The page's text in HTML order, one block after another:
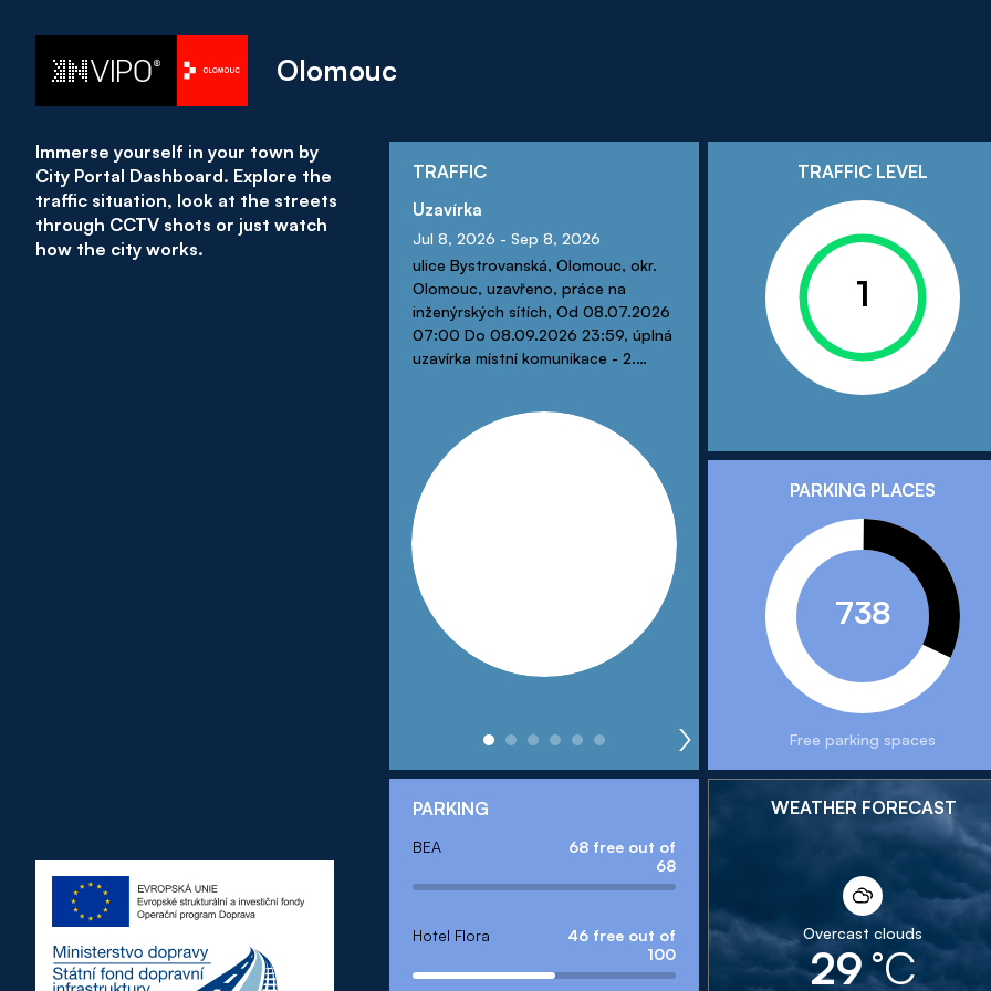
Olomouc
Immerse yourself in your town by
City Portal Dashboard. Explore the
traffic situation, look at the streets
through CCTV shots or just watch
how the city works.
TRAFFIC
Uzavírka
Jul 8, 2026 - Sep 8, 2026
ulice Bystrovanská, Olomouc, okr.
Olomouc, uzavřeno, práce na
inženýrských sítích, Od 08.07.2026
07:00 Do 08.09.2026 23:59, úplná
uzavírka místní komunikace - 2.
k ul. Beneše Třebízského, Objížďka -
obousměrná: přes: silnice I/46 (ulice
Divišova), po sil. I/46 ul. Divišova, na
ul. Táboritů a Beneše Třebízského,
Vydal: Magistrát města Olomouce
TRAFFIC LEVEL
1
PARKING PLACES
738
Free parking spaces
PARKING
BEA
68 free out of
68
Hotel Flora
46 free out of
100
WEATHER FORECAST
Overcast clouds
29°C